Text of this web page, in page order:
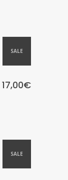
SALE
17,00€
SALE